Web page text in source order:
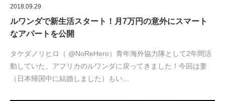
2018.09.29
ルワンダで新生活スタート！月7万円の意外にスマート
なアパートを公開
タケダノリヒロ（ @NoReHero）青年海外協力隊として2年間活
動していた、アフリカのルワンダに戻ってきました！今回は妻
（日本帰国中に結婚しました）もい…